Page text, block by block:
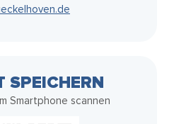
SPEICHERN
Smartphone scannen